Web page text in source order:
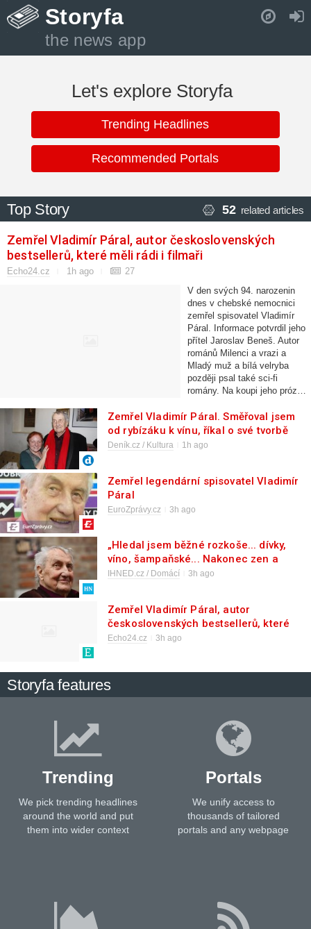
Storyfa
the news app
Let's explore Storyfa
Trending Headlines
Recommended Portals
Top Story 52 related articles
Zemřel Vladimír Páral, autor československých
bestsellerů, které měli rádi i filmaři
Echo24.cz 1h ago
27
V den svých 94. narozenin
dnes v chebské nemocnici
zemřel spisovatel Vladimír
Páral. Informace potvrdil jeho
přítel Jaroslav Beneš. Autor
románů Milenci a vrazi a
Mladý muž a bílá velryba
později psal také sci-fi
romány. Na koupi jeho próz…
Zemřel Vladimír Páral. Směřoval jsem
od rybízáku k vínu, říkal o své tvorbě
Deník.cz / Kultura 1h ago
Zemřel legendární spisovatel Vladimír
Páral
EuroZprávy.cz 3h ago
„Hledal jsem běžné rozkoše... dívky,
víno, šampaňské... Nakonec zen a
jóga.“ V den svých 94. narozenin
IHNED.cz / Domácí 3h ago
Zemřel Vladimír Páral, autor
československých bestsellerů, které
měli rádi i filmaři
Echo24.cz 3h ago
Storyfa features
Trending
We pick trending headlines
around the world and put
them into wider context
Portals
We unify access to
thousands of tailored
portals and any webpage
Pull down to refresh..